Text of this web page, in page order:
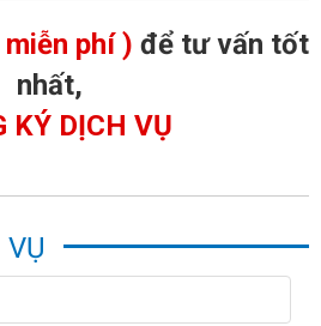
phí ) để tư vấn tốt
nhất,
KÝ DỊCH VỤ